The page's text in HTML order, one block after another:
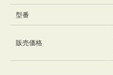
型番
販売価格